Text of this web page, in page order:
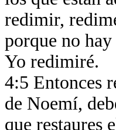
redimir,
porque no
Yo redimiré.
4:5 Entonces
de Noemí,
que restaures